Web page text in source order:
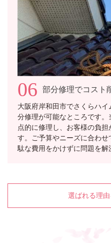
06 部分修理でコスト
大阪府岸和田市でさくらハ
分修理が可能なところです
点的に修理し、お客様の負
す。ご予算やニーズに合わ
駄な費用をかけずに問題を解
選ばれる理